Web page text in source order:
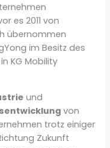
es 2011 von
übernommen
im Besitz des
KG Mobility
und
von
trotz einiger
Zukunft